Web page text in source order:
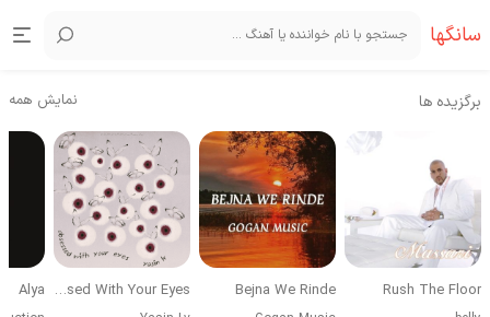
سانگها
برگزیده ها نمایش همه
Rush The Floor
Bejna We Rinde
Obsessed With Your Eyes
Alya